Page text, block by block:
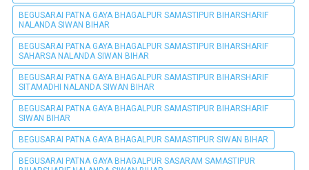
BEGUSARAI PATNA GAYA BHAGALPUR SAMASTIPUR BIHARSHARIF
NALANDA SIWAN BIHAR
BEGUSARAI PATNA GAYA BHAGALPUR SAMASTIPUR BIHARSHARIF
SAHARSA NALANDA SIWAN BIHAR
BEGUSARAI PATNA GAYA BHAGALPUR SAMASTIPUR BIHARSHARIF
SITAMADHI NALANDA SIWAN BIHAR
BEGUSARAI PATNA GAYA BHAGALPUR SAMASTIPUR BIHARSHARIF
SIWAN BIHAR
BEGUSARAI PATNA GAYA BHAGALPUR SAMASTIPUR SIWAN BIHAR
BEGUSARAI PATNA GAYA BHAGALPUR SASARAM SAMASTIPUR